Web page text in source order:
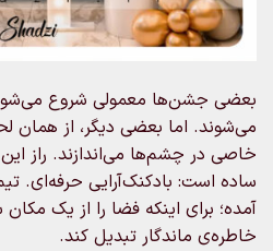
بعضی جشن‌ها معمولی شروع
می‌شوند. اما بعضی دیگر، از همان
خاصی در چشم‌ها می‌اندازند. راز
ساده است: بادکنک‌آرایی حرفه‌ای.
آمده؛ برای اینکه فضا را از یک
خاطره‌ی ماندگار تبدیل کند.